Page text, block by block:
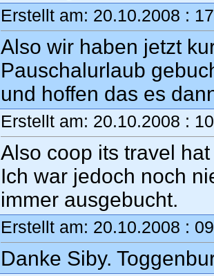
Erstellt am: 20.10.2008 :
Also wir haben jetzt
Pauschalurlaub
und hoffen das es
Erstellt am: 20.10.2008 :
Also coop its travel
Ich war jedoch noch
immer ausgebucht.
Erstellt am: 20.10.2008 :
Danke Siby.